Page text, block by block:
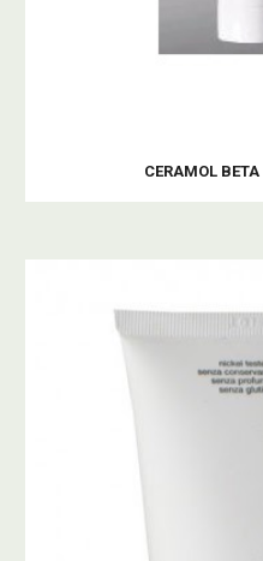
CERAMOL